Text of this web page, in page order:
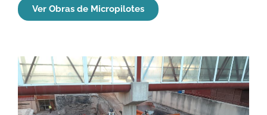
Ver Obras de Micropilotes